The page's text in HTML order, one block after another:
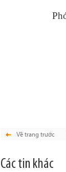
Về trang trước
Các tin khác